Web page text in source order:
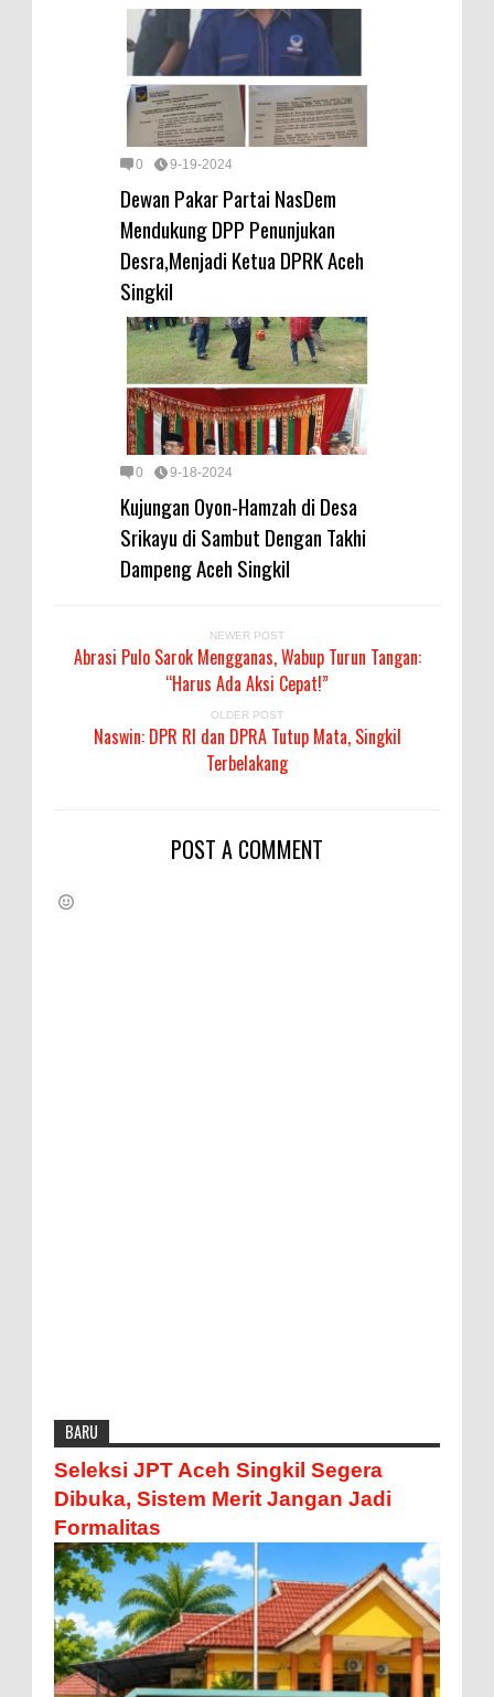
0 9-19-2024
Dewan Pakar Partai NasDem
Mendukung DPP Penunjukan
Desra,Menjadi Ketua DPRK Aceh
Singkil
0 9-18-2024
Kujungan Oyon-Hamzah di Desa
Srikayu di Sambut Dengan Takhi
Dampeng Aceh Singkil
NEWER POST
Abrasi Pulo Sarok Mengganas, Wabup Turun Tangan:
“Harus Ada Aksi Cepat!”
OLDER POST
Naswin: DPR RI dan DPRA Tutup Mata, Singkil
Terbelakang
POST A COMMENT
BARU
Seleksi JPT Aceh Singkil Segera
Dibuka, Sistem Merit Jangan Jadi
Formalitas